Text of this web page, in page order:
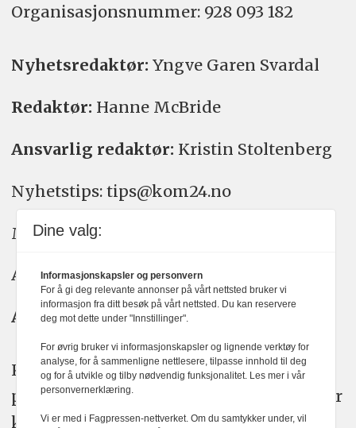
Organisasjons­nummer: 928 093 182
Nyhetsredaktør: Yngve Garen Svardal
Redaktør: Hanne McBride
Ansvarlig redaktør: Kristin Stoltenberg
Nyhetstips: tips@kom24.no
Meninger: meninger@kom24.no
Annonse: annonse@watchmedia.no
Abonnement:kom24@watchmedia.no
KOM24 arbeider etter Vær Varsom-
plakatens regler for god presseskikk. Her
kan du lese mer omPFUsarbeid.
Dine valg:
Informasjonskapsler og personvern
For å gi deg relevante annonser på vårt nettsted bruker vi
informasjon fra ditt besøk på vårt nettsted. Du kan reservere
deg mot dette under "Innstillinger".
For øvrig bruker vi informasjonskapsler og lignende verktøy for
analyse, for å sammenligne nettlesere, tilpasse innhold til deg
og for å utvikle og tilby nødvendig funksjonalitet. Les mer i vår
personvernerklæring.
Vi er med i Fagpressen-nettverket. Om du samtykker under, vil